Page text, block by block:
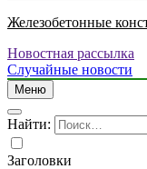
Железобетонные
Новостная рассылка
Случайные новости
Меню
Найти:
Заголовки